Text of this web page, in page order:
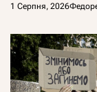
1 Серпня, 2026